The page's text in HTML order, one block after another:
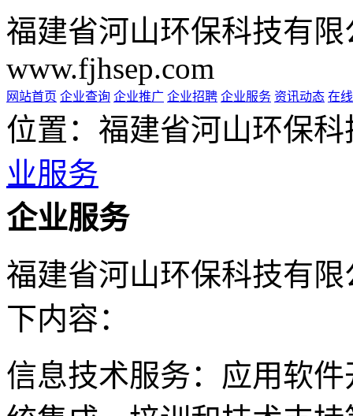
福建省河山环保科技有
www.fjhsep.com
网站首页 企业查询 企业推广 企业招聘 企业服务 资讯动态 在
位置：福建省河山环保
业服务
企业服务
福建省河山环保科技有
下内容：
信息技术服务：应用软